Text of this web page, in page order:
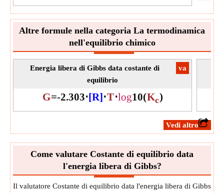
Altre formule nella categoria La termodinamica
nell'equilibrio chimico
​va
Energia libera di Gibbs data costante di
equilibrio
G=-2.303⋅[R]⋅T⋅log10(Kc)
​Vedi altro
Come valutare Costante di equilibrio data
l'energia libera di Gibbs?
Il valutatore Costante di equilibrio data l'energia libera di Gibbs